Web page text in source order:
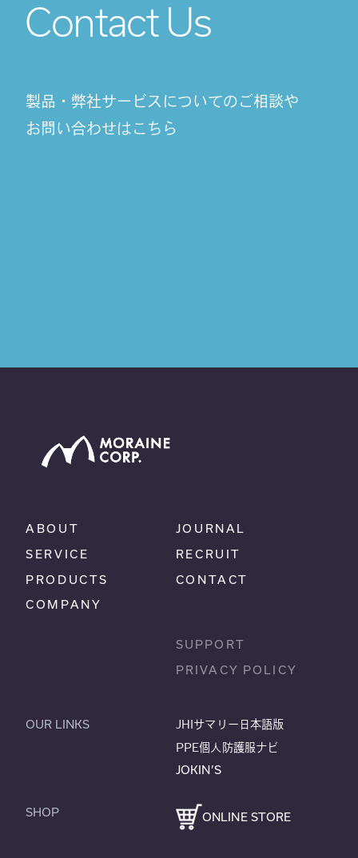
Contact Us
製品・弊社サービスについてのご相談や
お問い合わせはこちら
ABOUT
SERVICE
PRODUCTS
COMPANY
JOURNAL
RECRUIT
CONTACT
SUPPORT
PRIVACY POLICY
OUR LINKS
JHIサマリー日本語版
PPE個人防護服ナビ
JOKIN’S
SHOP ONLINE STORE